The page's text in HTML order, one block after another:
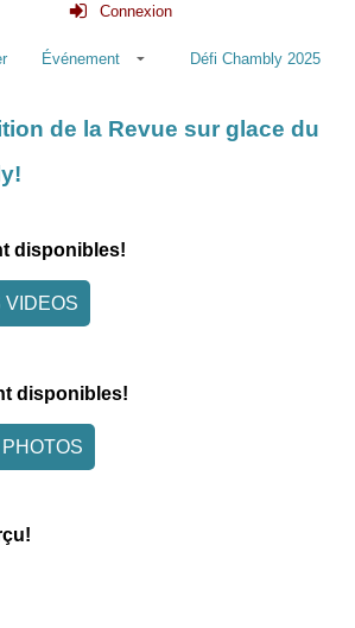
Connexion
Événement Défi Chambly 2025
de la Revue sur glace du
disponibles!
disponibles!